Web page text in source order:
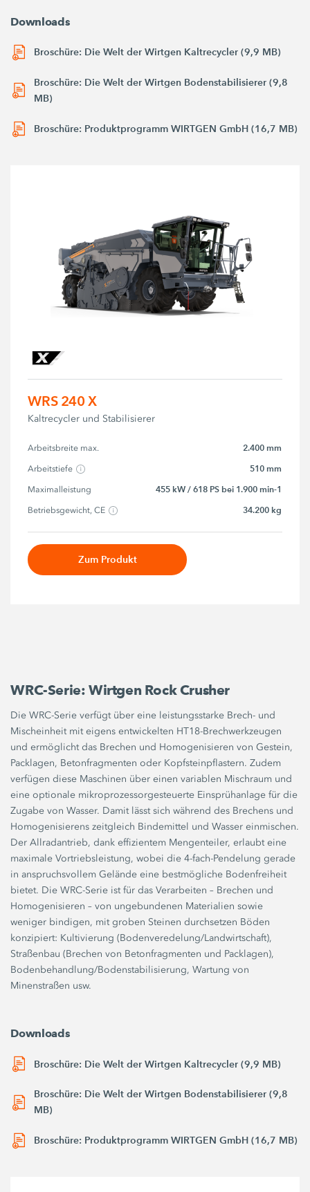
Downloads
Broschüre: Die Welt der Wirtgen Kaltrecycler (9,9 MB)
Broschüre: Die Welt der Wirtgen Bodenstabilisierer (9,8
MB)
Broschüre: Produktprogramm WIRTGEN GmbH (16,7 MB)
WRS 240 X
Kaltrecycler und Stabilisierer
Arbeitsbreite max. 2.400 mm
Arbeitstiefe 510 mm
Maximalleistung 455 kW / 618 PS bei 1.900 min-1
Betriebsgewicht, CE 34.200 kg
Zum Produkt
WRC-Serie: Wirtgen Rock Crusher
Die WRC-Serie verfügt über eine leistungsstarke Brech- und
Mischeinheit mit eigens entwickelten HT18-Brechwerkzeugen
und ermöglicht das Brechen und Homogenisieren von Gestein,
Packlagen, Betonfragmenten oder Kopfsteinpflastern. Zudem
verfügen diese Maschinen über einen variablen Mischraum und
eine optionale mikroprozessorgesteuerte Einsprühanlage für die
Zugabe von Wasser. Damit lässt sich während des Brechens und
Homogenisierens zeitgleich Bindemittel und Wasser einmischen.
Der Allradantrieb, dank effizientem Mengenteiler, erlaubt eine
maximale Vortriebsleistung, wobei die 4-fach-Pendelung gerade
in anspruchsvollem Gelände eine bestmögliche Bodenfreiheit
bietet. Die WRC-Serie ist für das Verarbeiten – Brechen und
Homogenisieren – von ungebundenen Materialien sowie
weniger bindigen, mit groben Steinen durchsetzen Böden
konzipiert: Kultivierung (Bodenveredelung/Landwirtschaft),
Straßenbau (Brechen von Betonfragmenten und Packlagen),
Bodenbehandlung/Bodenstabilisierung, Wartung von
Minenstraßen usw.
Downloads
Broschüre: Die Welt der Wirtgen Kaltrecycler (9,9 MB)
Broschüre: Die Welt der Wirtgen Bodenstabilisierer (9,8
MB)
Broschüre: Produktprogramm WIRTGEN GmbH (16,7 MB)